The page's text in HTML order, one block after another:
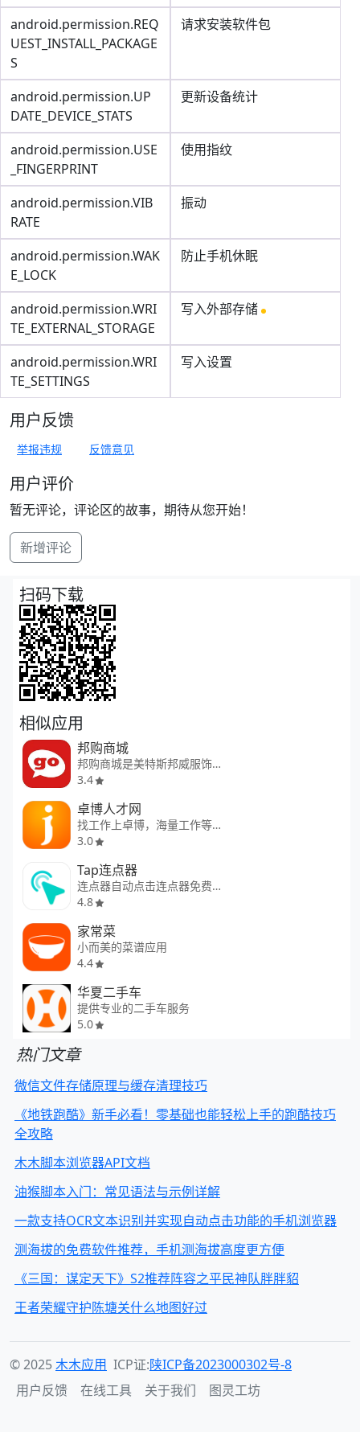
android.permission.REQ
UEST_INSTALL_PACKAGE
S
请求安装软件包
android.permission.UP
DATE_DEVICE_STATS
更新设备统计
android.permission.USE
_FINGERPRINT
使用指纹
android.permission.VIB
RATE
振动
android.permission.WAK
E_LOCK
防止手机休眠
android.permission.WRI
TE_EXTERNAL_STORAGE
写入外部存储
android.permission.WRI
TE_SETTINGS
写入设置
用户反馈
举报违规 反馈意见
用户评价
暂无评论，评论区的故事，期待从您开始！
新增评论
扫码下载
相似应用
邦购商城
邦购商城是美特斯邦威服饰股份有限公司专为手机用户推出的满足其服饰消费和线上购物需求的软件。
3.4
卓博人才网
找工作上卓博，海量工作等你挑！
3.0
Tap连点器
连点器自动点击连点器免费版
4.8
家常菜
小而美的菜谱应用
4.4
华夏二手车
提供专业的二手车服务
5.0
热门文章
微信文件存储原理与缓存清理技巧
《地铁跑酷》新手必看！零基础也能轻松上手的跑酷技巧
全攻略
木木脚本浏览器API文档
油猴脚本入门：常见语法与示例详解
一款支持OCR文本识别并实现自动点击功能的手机浏览器
测海拔的免费软件推荐，手机测海拔高度更方便
《三国：谋定天下》S2推荐阵容之平民神队胖胖貂
王者荣耀守护陈塘关什么地图好过
© 2025木木应用 ICP证:陕ICP备2023000302号-8
用户反馈
在线工具 关于我们 图灵工坊